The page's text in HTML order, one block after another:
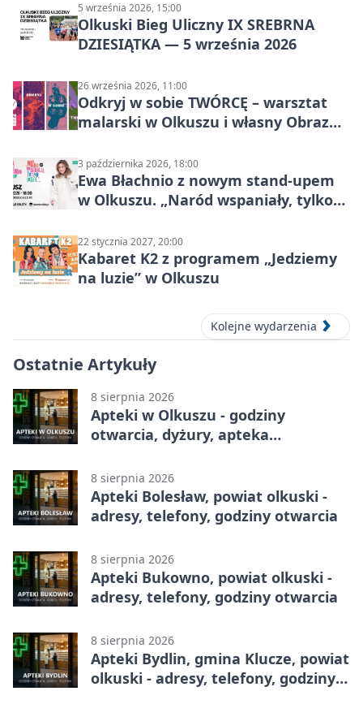
5 września 2026, 15:00
Olkuski Bieg Uliczny IX SREBRNA
DZIESIĄTKA — 5 września 2026
26 września 2026, 11:00
Odkryj w sobie TWÓRCĘ – warsztat
malarski w Olkuszu i własny Obraz
3 października 2026, 18:00
Ewa Błachnio z nowym stand-upem
w Olkuszu. „Naród wspaniały, tylko
22 stycznia 2027, 20:00
Kabaret K2 z programem „Jedziemy
na luzie” w Olkuszu
Kolejne wydarzenia
Ostatnie Artykuły
8 sierpnia 2026
Apteki w Olkuszu - godziny
otwarcia, dyżury, apteka
8 sierpnia 2026
Apteki Bolesław, powiat olkuski -
adresy, telefony, godziny otwarcia
8 sierpnia 2026
Apteki Bukowno, powiat olkuski -
adresy, telefony, godziny otwarcia
8 sierpnia 2026
Apteki Bydlin, gmina Klucze, powiat
olkuski - adresy, telefony, godziny